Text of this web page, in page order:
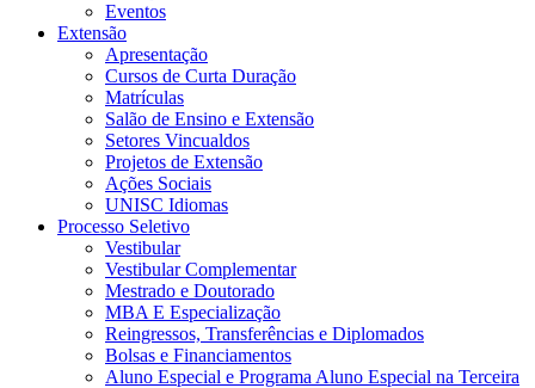
Eventos
Extensão
Apresentação
Cursos de Curta Duração
Matrículas
Salão de Ensino e Extensão
Setores Vincualdos
Projetos de Extensão
Ações Sociais
UNISC Idiomas
Processo Seletivo
Vestibular
Vestibular Complementar
Mestrado e Doutorado
MBA E Especialização
Reingressos, Transferências e Diplomados
Bolsas e Financiamentos
Aluno Especial e Programa Aluno Especial na Terceira